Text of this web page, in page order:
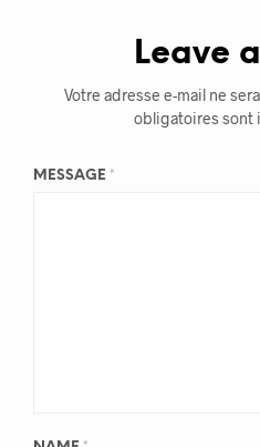
Leave
Votre adresse e-mail ne
obligatoires sont
MESSAGE *